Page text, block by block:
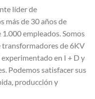
líder de
más de 30 años de
empleados. Somos
transformadores de 6KV
en I + D y
Podemos satisfacer sus
producción y